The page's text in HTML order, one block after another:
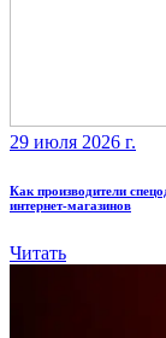
29 июля 2026 г.
Как производители
интернет-магазинов
Читать